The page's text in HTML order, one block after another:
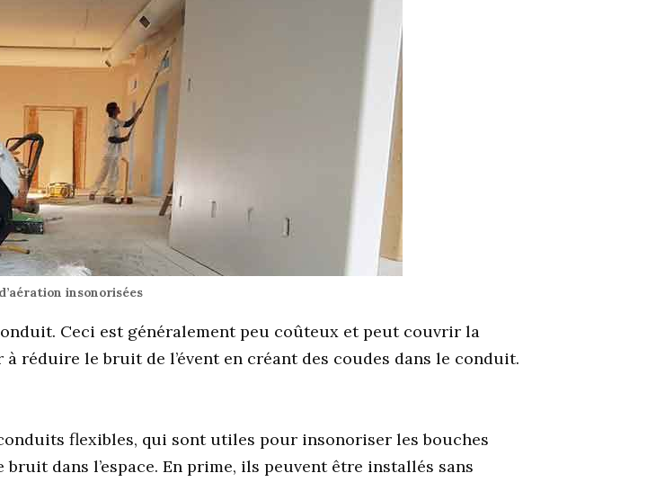
insonorisées
Ceci est généralement peu coûteux et peut couvrir la
réduire le bruit de l’évent en créant des coudes dans le conduit.
flexibles, qui sont utiles pour insonoriser les bouches
dans l’espace. En prime, ils peuvent être installés sans